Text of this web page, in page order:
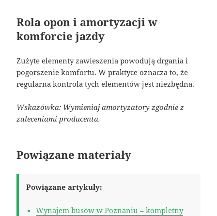
Rola opon i amortyzacji w
komforcie jazdy
Zużyte elementy zawieszenia powodują drgania i
pogorszenie komfortu. W praktyce oznacza to, że
regularna kontrola tych elementów jest niezbędna.
Wskazówka: Wymieniaj amortyzatory zgodnie z
zaleceniami producenta.
Powiązane materiały
Powiązane artykuły:
Wynajem busów w Poznaniu – kompletny